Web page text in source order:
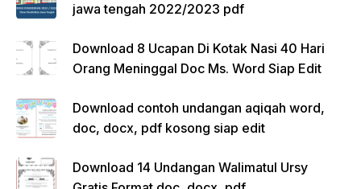
jawa tengah 2022/2023 pdf
Download 8 Ucapan Di Kotak Nasi 40 Hari
Orang Meninggal Doc Ms. Word Siap Edit
Download contoh undangan aqiqah word,
doc, docx, pdf kosong siap edit
Download 14 Undangan Walimatul Ursy